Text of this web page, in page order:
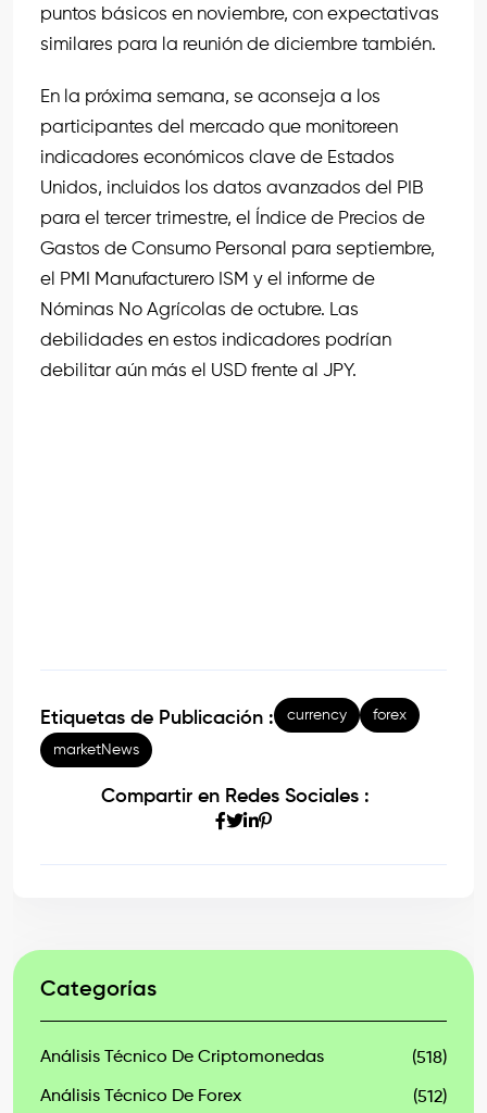
puntos básicos en noviembre, con expectativas
similares para la reunión de diciembre también.
En la próxima semana, se aconseja a los
participantes del mercado que monitoreen
indicadores económicos clave de Estados
Unidos, incluidos los datos avanzados del PIB
para el tercer trimestre, el Índice de Precios de
Gastos de Consumo Personal para septiembre,
el PMI Manufacturero ISM y el informe de
Nóminas No Agrícolas de octubre. Las
debilidades en estos indicadores podrían
debilitar aún más el USD frente al JPY.
Etiquetas de Publicación : currency forex
marketNews
Compartir en Redes Sociales :
Categorías
Análisis Técnico De Criptomonedas (518)
Análisis Técnico De Forex (512)